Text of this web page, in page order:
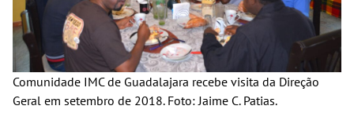
Comunidade IMC de Guadalajara recebe visita da Direção
Geral em setembro de 2018. Foto: Jaime C. Patias.